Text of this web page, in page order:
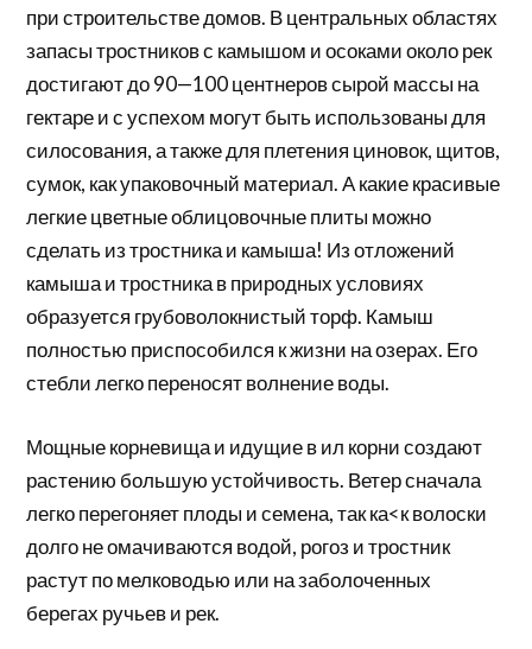
при строительстве домов. В центральных областях
запасы тростников с камышом и осоками около рек
достигают до 90—100 центнеров сырой массы на
гектаре и с успехом могут быть использованы для
силосования, а также для плетения циновок, щитов,
сумок, как упаковочный материал. А какие красивые
легкие цветные облицовочные плиты можно
сделать из тростника и камыша! Из отложений
камыша и тростника в природных условиях
образуется грубоволокнистый торф. Камыш
полностью приспособился к жизни на озерах. Его
стебли легко переносят волнение воды.
Мощные корневища и идущие в ил корни создают
растению большую устойчивость. Ветер сначала
легко перегоняет плоды и семена, так ка<к волоски
долго не омачиваются водой, рогоз и тростник
растут по мелководью или на заболоченных
берегах ручьев и рек.